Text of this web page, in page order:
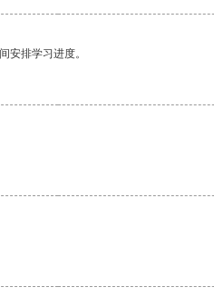
安排学习进度。